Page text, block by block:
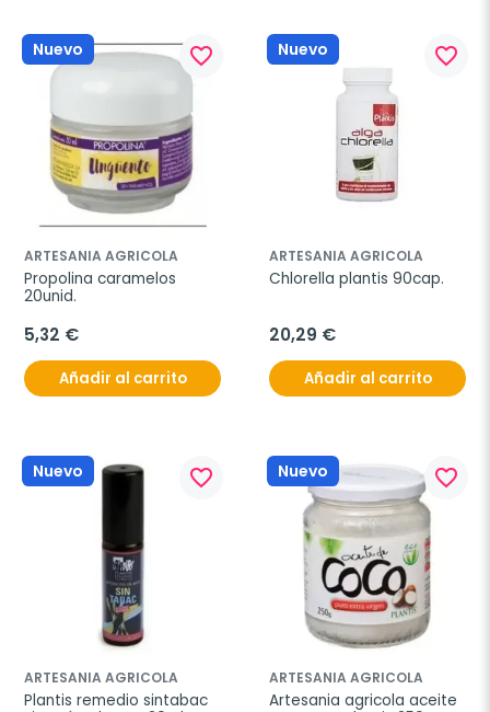
Nuevo favorite_border
ARTESANIA AGRICOLA
Propolina caramelos
20unid.
5,32 €
Añadir al carrito
Nuevo favorite_border
ARTESANIA AGRICOLA
Chlorella plantis 90cap.
20,29 €
Añadir al carrito
Nuevo favorite_border
ARTESANIA AGRICOLA
Plantis remedio sintabac
Nuevo favorite_border
ARTESANIA AGRICOLA
Artesania agricola aceite